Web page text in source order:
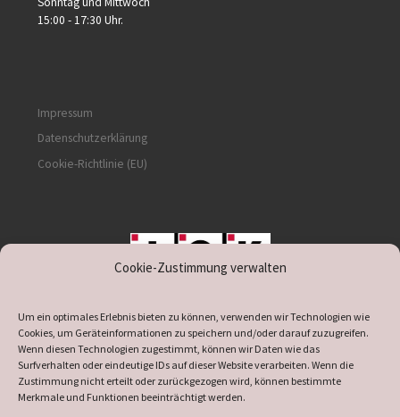
Cookie-Zustimmung verwalten
Um ein optimales Erlebnis bieten zu können, verwenden wir Technologien wie
Cookies, um Geräteinformationen zu speichern und/oder darauf zuzugreifen.
Wenn diesen Technologien zugestimmt, können wir Daten wie das
Surfverhalten oder eindeutige IDs auf dieser Website verarbeiten. Wenn die
Zustimmung nicht erteilt oder zurückgezogen wird, können bestimmte
Merkmale und Funktionen beeinträchtigt werden.
15:00 - 17:30 Uhr.
Impressum
Datenschutzerklärung
Cookie-Richtlinie (EU)
supported by DÖ